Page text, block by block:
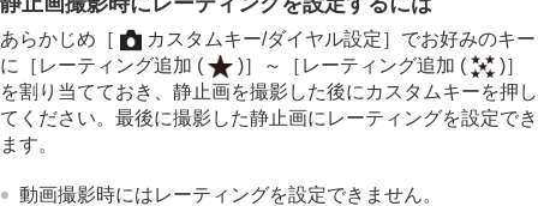
あらかじめ ［ カスタムキー/ダイヤル設定］ でお好みのキー
に
［レーティング追加 ( )］ ～ ［レーティング追加 (
)］
を割り当てておき、静止画を撮影した後にカスタムキーを押し
てください。最後に撮影した静止画にレーティングを設定でき
ます。
動画撮影時にはレーティングを設定できません。